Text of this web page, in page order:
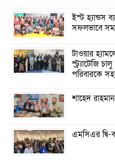
ইস্ট হ্যান্ডস
সফলভাবে
টাওয়ার
স্ট্র্যাটেজি
পরিবারকে
শাহেদ
এমসিএর দ্বি-